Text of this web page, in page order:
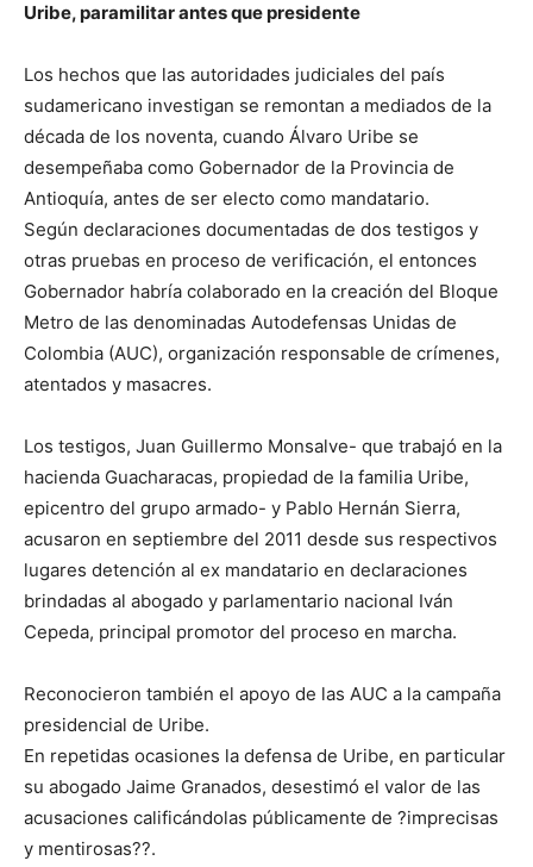
Uribe, paramilitar antes que presidente
Los hechos que las autoridades judiciales del país
sudamericano investigan se remontan a mediados de la
década de los noventa, cuando Álvaro Uribe se
desempeñaba como Gobernador de la Provincia de
Antioquía, antes de ser electo como mandatario.
Según declaraciones documentadas de dos testigos y
otras pruebas en proceso de verificación, el entonces
Gobernador habría colaborado en la creación del Bloque
Metro de las denominadas Autodefensas Unidas de
Colombia (AUC), organización responsable de crímenes,
atentados y masacres.
Los testigos, Juan Guillermo Monsalve- que trabajó en la
hacienda Guacharacas, propiedad de la familia Uribe,
epicentro del grupo armado- y Pablo Hernán Sierra,
acusaron en septiembre del 2011 desde sus respectivos
lugares detención al ex mandatario en declaraciones
brindadas al abogado y parlamentario nacional Iván
Cepeda, principal promotor del proceso en marcha.
Reconocieron también el apoyo de las AUC a la campaña
presidencial de Uribe.
En repetidas ocasiones la defensa de Uribe, en particular
su abogado Jaime Granados, desestimó el valor de las
acusaciones calificándolas públicamente de ?imprecisas
y mentirosas??.